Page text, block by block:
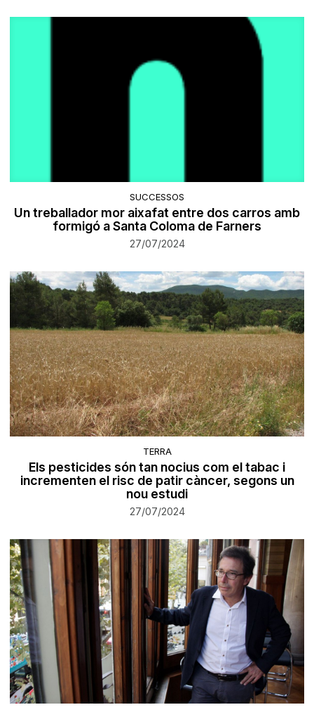
SUCCESSOS
Un treballador mor aixafat entre dos carros amb
formigó a Santa Coloma de Farners
27/07/2024
TERRA
Els pesticides són tan nocius com el tabac i
incrementen el risc de patir càncer, segons un
nou estudi
27/07/2024